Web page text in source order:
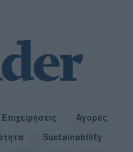
Επιχειρήσεις
Αγορές
Sustainability